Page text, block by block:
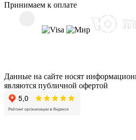
Принимаем к оплате
Данные на сайте носят
являются публичной офертой